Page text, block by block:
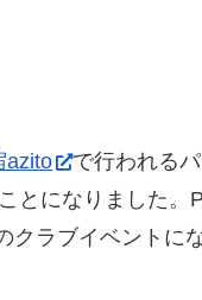
azito
で行われる
とになりました
クラブイベントに